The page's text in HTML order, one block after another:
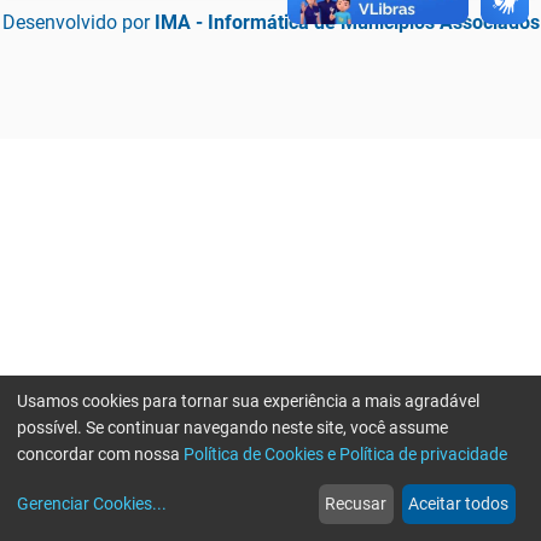
Desenvolvido por IMA - Informática de Municípios Associados
web
Notícias
more_horiz
Mais
Usamos cookies para tornar sua experiência a mais agradável
possível. Se continuar navegando neste site, você assume
concordar com nossa Política de Cookies e Política de privacidade
Gerenciar Cookies... Recusar Aceitar todos
Erro ao enviar informações, por favor tente novamente